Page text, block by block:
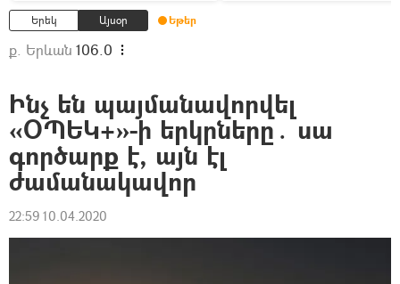
Երեկ Այսօր Եթեր
ք. Երևան 106.0
Ինչ են պայմանավորվել
«ՕՊԵԿ+»-ի երկրները․ սա
գործարք է, այն էլ
ժամանակավոր
22:59 10.04.2020